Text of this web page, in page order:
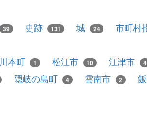
39 史跡 131 城 24 市町村
川本町 1 松江市 10 江津市 4
隠岐の島町 4 雲南市 2